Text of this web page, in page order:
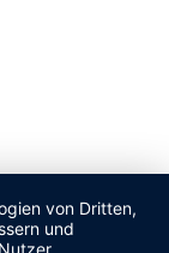
von Dritten,
und